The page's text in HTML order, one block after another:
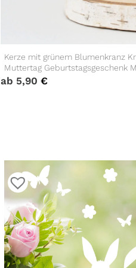
Kerze mit grünem Blumenkranz
Muttertag Geburtstagsgeschenk
ab 5,90 €